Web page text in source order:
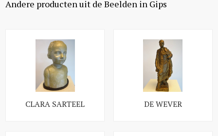
Andere producten uit de Beelden in Gips
CLARA SARTEEL DE WEVER